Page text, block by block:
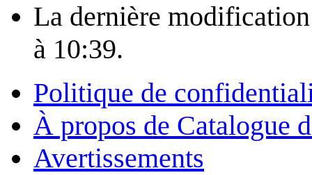
La dernière
à 10:39.
Politique de
À propos de Catalogue
Avertissements